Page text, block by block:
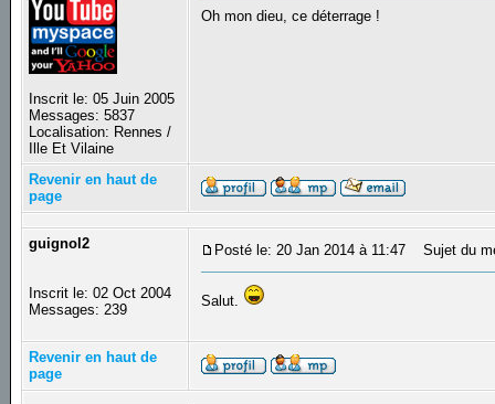
Inscrit le: 05 Juin 2005
Messages: 5837
Localisation: Rennes /
Ille Et Vilaine
Oh mon dieu, ce déterrage !
Revenir en haut de
page
guignol2
Inscrit le: 02 Oct 2004
Messages: 239
Posté le: 20 Jan 2014 à 11:47 Sujet du
Salut.
Revenir en haut de
page